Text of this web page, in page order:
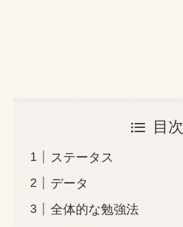
目次
ステータス
データ
全体的な勉強法